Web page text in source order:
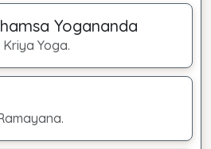
Yogananda
Yoga.